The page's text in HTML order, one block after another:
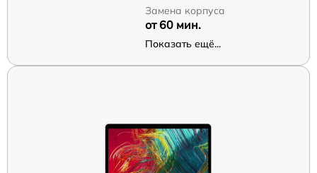
Замена корпуса
от 60 мин.
Показать ещё...